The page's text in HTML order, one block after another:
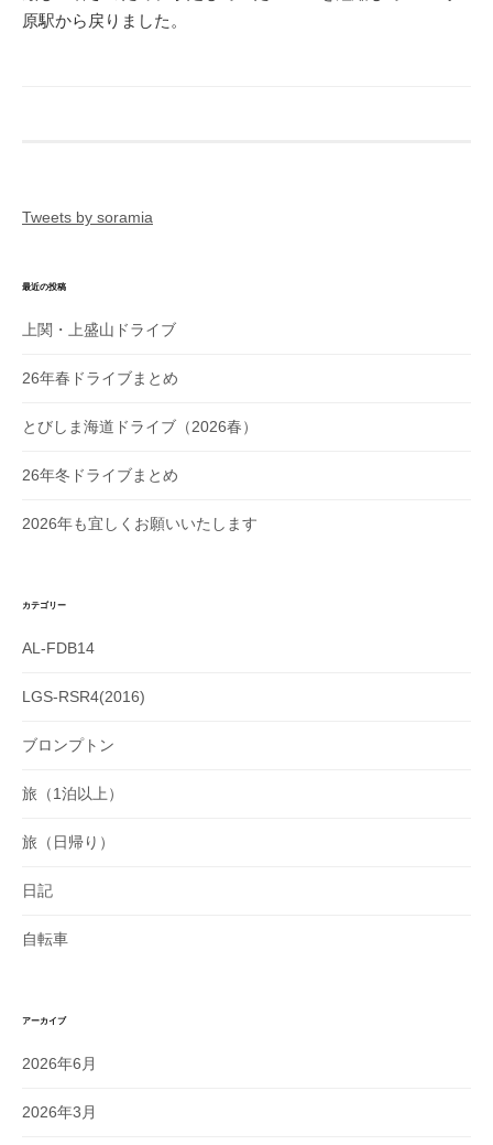
原駅から戻りました。
Tweets by soramia
最近の投稿
上関・上盛山ドライブ
26年春ドライブまとめ
とびしま海道ドライブ（2026春）
26年冬ドライブまとめ
2026年も宜しくお願いいたします
カテゴリー
AL-FDB14
LGS-RSR4(2016)
ブロンプトン
旅（1泊以上）
旅（日帰り）
日記
自転車
アーカイブ
2026年6月
2026年3月